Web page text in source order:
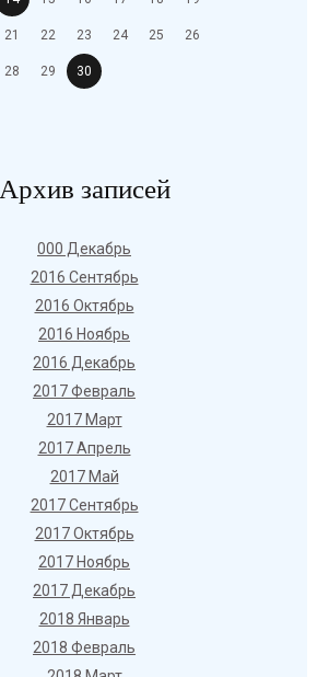
21 22 23 24 25 26
28 29 30
Архив записей
000 Декабрь
2016 Сентябрь
2016 Октябрь
2016 Ноябрь
2016 Декабрь
2017 Февраль
2017 Март
2017 Апрель
2017 Май
2017 Сентябрь
2017 Октябрь
2017 Ноябрь
2017 Декабрь
2018 Январь
2018 Февраль